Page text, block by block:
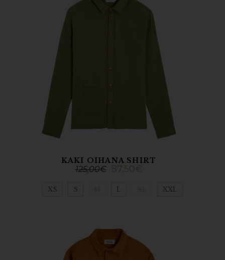
KAKI OIHANA SHIRT
125,00€ 87,50€
XS S L XXL